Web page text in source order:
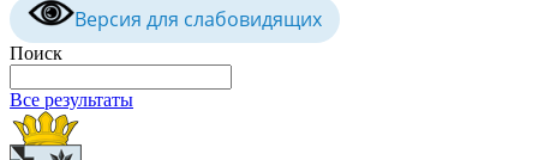
Версия для слабовидящих
Поиск
Все результаты